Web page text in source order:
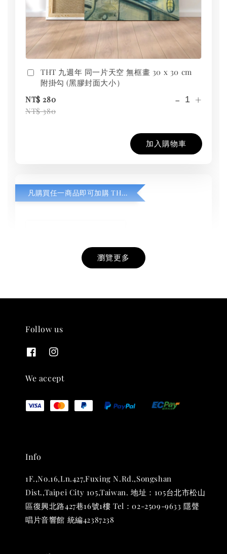
THT 九週年 同一片天空 無框畫 30 x 30 cm
附掛勾 (黑膠封面大小）
NT$ 280
NT$ 380
- +
加入購物車
凡購買任一商品即可加購 THT 九週年紀念 T-shirt
THT 九週年紀念 T-shirt
NT$ 880
加入購物車
瀏覽更多
Follow us
We accept
Info
1F.,No.16,Ln.427,Fuxing N.Rd.,Songshan
Dist.,Taipei City 105,Taiwan. 地址：105台北市松山
區復興北路427巷16號1樓 Tel：02-2509-9633 隱聲
唱片音響館 統編42387238